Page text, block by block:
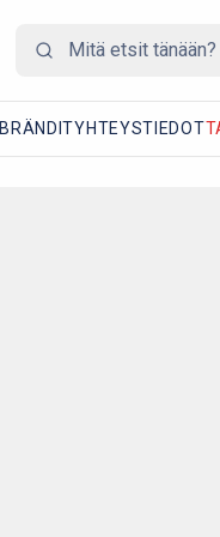
BRÄNDITYHTEYSTIEDOT